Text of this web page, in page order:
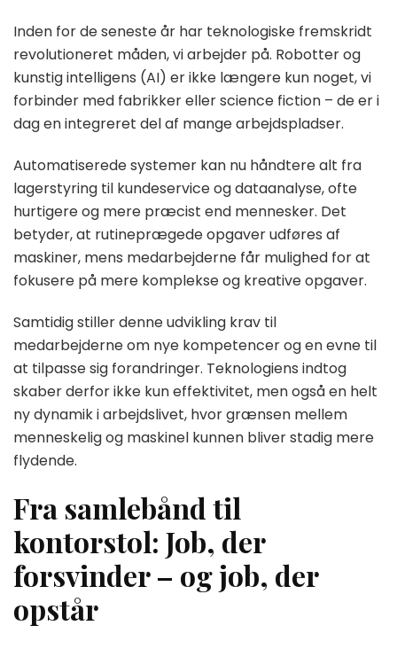
Inden for de seneste år har teknologiske fremskridt
revolutioneret måden, vi arbejder på. Robotter og
kunstig intelligens (AI) er ikke længere kun noget, vi
forbinder med fabrikker eller science fiction – de er i
dag en integreret del af mange arbejdspladser.
Automatiserede systemer kan nu håndtere alt fra
lagerstyring til kundeservice og dataanalyse, ofte
hurtigere og mere præcist end mennesker. Det
betyder, at rutineprægede opgaver udføres af
maskiner, mens medarbejderne får mulighed for at
fokusere på mere komplekse og kreative opgaver.
Samtidig stiller denne udvikling krav til
medarbejderne om nye kompetencer og en evne til
at tilpasse sig forandringer. Teknologiens indtog
skaber derfor ikke kun effektivitet, men også en helt
ny dynamik i arbejdslivet, hvor grænsen mellem
menneskelig og maskinel kunnen bliver stadig mere
flydende.
Fra samlebånd til
kontorstol: Job, der
forsvinder – og job, der
opstår